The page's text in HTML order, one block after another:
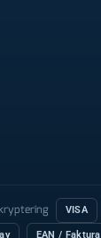
VISA
EAN / Faktura